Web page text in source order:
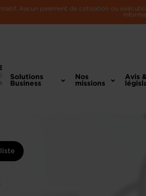
Aucun paiement de cotisation ou
Solutions
Business
Nos
missions
Avis &